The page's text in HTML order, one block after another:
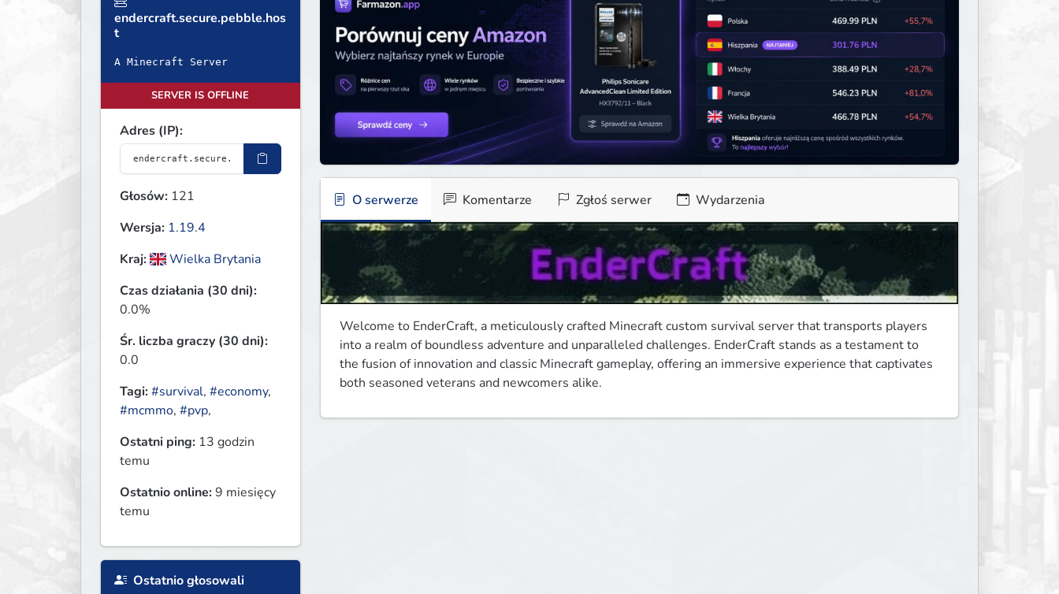
endercraft.secure.pebble.hos
t
A Minecraft Server
SERVER IS OFFLINE
Adres (IP):
Głosów: 121
Wersja: 1.19.4
Kraj:
Wielka Brytania
Czas działania (30 dni):
0.0%
Śr. liczba graczy (30 dni):
0.0
Tagi:#survival, #economy,
#mcmmo, #pvp,
Ostatni ping: 13 godzin
temu
Ostatnio online:9 miesięcy
temu
Ostatnio głosowali
O serwerze Komentarze Zgłoś serwer Wydarzenia
Welcome to EnderCraft, a meticulously crafted Minecraft custom survival server that transports players
into a realm of boundless adventure and unparalleled challenges. EnderCraft stands as a testament to
the fusion of innovation and classic Minecraft gameplay, offering an immersive experience that captivates
both seasoned veterans and newcomers alike.